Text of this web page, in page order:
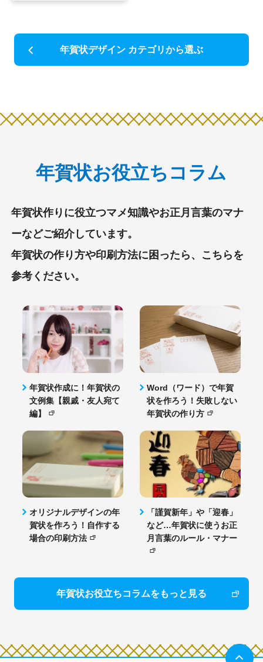
年賀状デザイン カテゴリから選ぶ
年賀状お役立ちコラム
年賀状作りに役立つマメ知識やお正月言葉のマナ
ーなどご紹介しています。
年賀状の作り方や印刷方法に困ったら、こちらを
参考ください。
年賀状作成に！年賀状の
文例集【親戚・友人宛て
編】
Word（ワード）で年賀
状を作ろう！失敗しない
年賀状の作り方
オリジナルデザインの年
賀状を作ろう！自作する
場合の印刷方法
「謹賀新年」や「迎春」
など…年賀状に使うお正
月言葉のルール・マナー
年賀状お役立ちコラムをもっと見る